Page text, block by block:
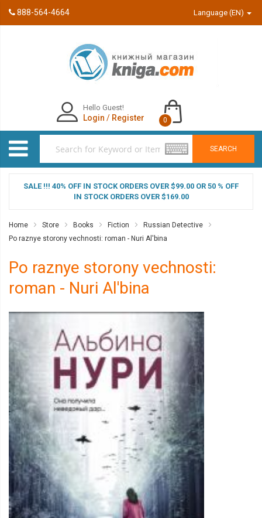
888-564-4664 Language (EN)
SEARCH
Hello Guest!
Login / Register 0
SALE !!! 40% OFF IN STOCK ORDERS OVER $99.00 OR 50 % OFF
IN STOCK ORDERS OVER $169.00
Home Store Books Fiction
Russian Detective
Po raznye storony vechnosti: roman - Nuri Al'bina
Po raznye storony vechnosti:
roman - Nuri Al'bina